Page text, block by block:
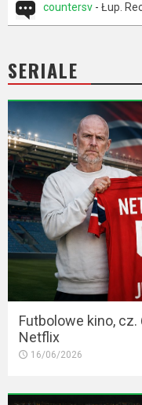
countersv - Łup.
SERIALE
Futbolowe kino, cz.
Netflix
16/06/2026